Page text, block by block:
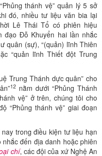
thánh vệ” quản lý 5 sở
đó, nhiều tư liệu văn bia lại
Lê Thái Tổ có phiên hiệu
đạo Đỗ Khuyển hai lần nhắc
quân (sự), “(quản) lĩnh Thiên
“quản lĩnh Thiết đột Trung
Trung Thánh dực quân” cho
12 nằm dưới “Phủng Thánh
vệ” ở trên, chúng tôi cho
“Phủng thánh vệ” giai đoạn
trong điều kiện tư liệu hạn
đến địa danh hoặc phiên
chí, các đội của xứ Nghệ An